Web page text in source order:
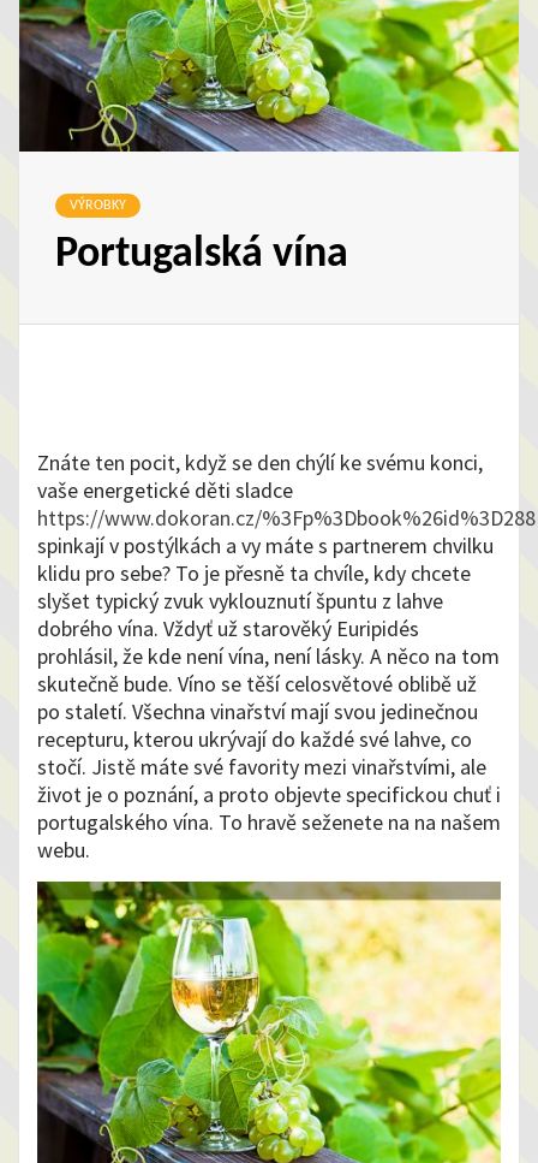
VÝROBKY
Portugalská vína
Znáte ten pocit, když se den chýlí ke svému konci,
vaše energetické děti sladce
https://www.dokoran.cz/%3Fp%3Dbook%26id%3D288
spinkají v postýlkách a vy máte s partnerem chvilku
klidu pro sebe? To je přesně ta chvíle, kdy chcete
slyšet typický zvuk vyklouznutí špuntu z lahve
dobrého vína. Vždyť už starověký Euripidés
prohlásil, že kde není vína, není lásky. A něco na tom
skutečně bude. Víno se těší celosvětové oblibě už
po staletí. Všechna vinařství mají svou jedinečnou
recepturu, kterou ukrývají do každé své lahve, co
stočí. Jistě máte své favority mezi vinařstvími, ale
život je o poznání, a proto objevte specifickou chuť i
portugalského vína. To hravě seženete na na našem
webu.